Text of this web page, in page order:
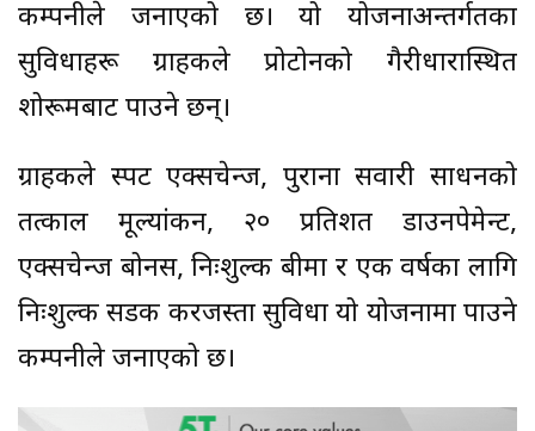
कम्पनीले जनाएको छ। यो योजनाअन्तर्गतका
सुविधाहरू ग्राहकले प्रोटोनको गैरीधारास्थित
शोरूमबाट पाउने छन्।
ग्राहकले स्पट एक्सचेन्ज, पुराना सवारी साधनको
तत्काल मूल्यांकन, २० प्रतिशत डाउनपेमेन्ट,
एक्सचेन्ज बोनस, निःशुल्क बीमा र एक वर्षका लागि
निःशुल्क सडक करजस्ता सुविधा यो योजनामा पाउने
कम्पनीले जनाएको छ।